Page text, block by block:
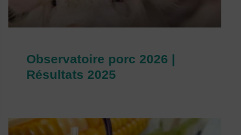
Observatoire porc 2026 |
Résultats 2025